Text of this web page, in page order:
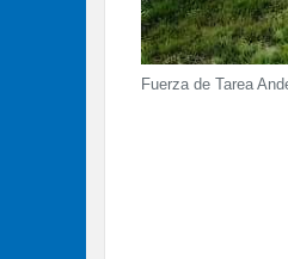
Fuerza de Tarea